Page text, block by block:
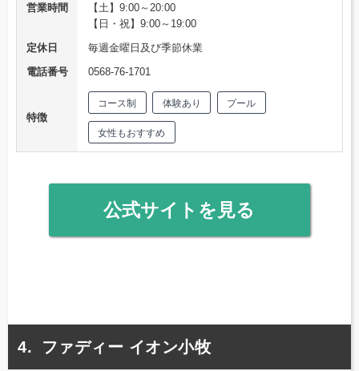
営業時間
【土】9:00～20:00
【日・祝】9:00～19:00
定休日
毎週金曜日及び季節休業
電話番号
0568-76-1701
特徴
コース制 体験あり プール
女性もおすすめ
公式サイトを見る
ファディー イオン小牧